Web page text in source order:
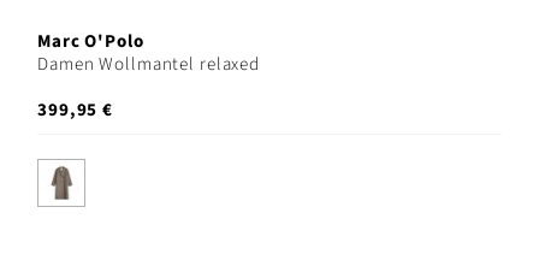
Marc O'Polo
Damen Wollmantel relaxed
399,95 €